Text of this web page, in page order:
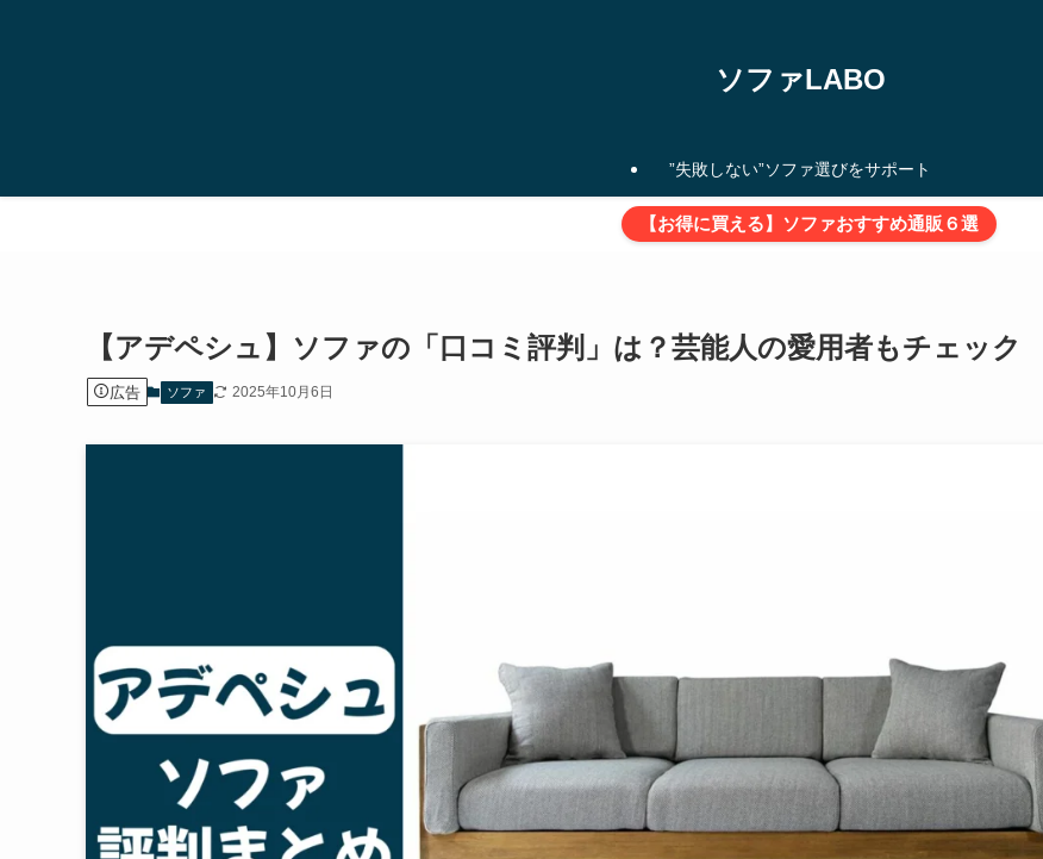
ソファLABO
”失敗しない”ソファ選びをサポート
【お得に買える】ソファおすすめ通販６選
【アデペシュ】ソファの「口コミ評判」は？芸能人の愛用者もチェック
広告 ソファ 2025年10月6日